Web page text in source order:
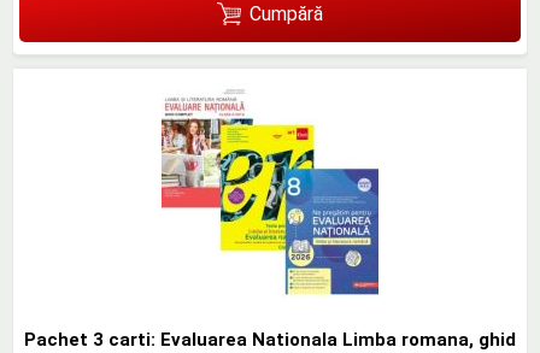
Cumpără
Pachet 3 carti: Evaluarea Nationala Limba romana, ghid